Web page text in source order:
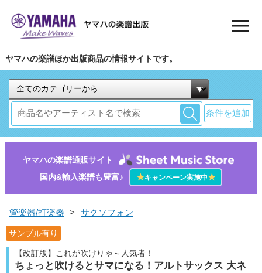
ヤマハの楽譜ほか出版商品の情報サイトです。
条件を追加
ヤマハの楽譜通販サイト
国内&輸入楽譜も豊富♪
★キャンペーン実施中★
管楽器/打楽器 > サクソフォン
サンプル有り
【改訂版】これが吹けりゃ～人気者！
ちょっと吹けるとサマになる！アルトサックス 大ネ